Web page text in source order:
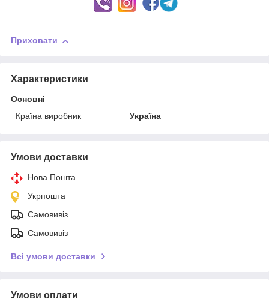
Приховати
Характеристики
Основні
Країна виробник
Україна
Умови доставки
Нова Пошта
Укрпошта
Самовивіз
Самовивіз
Всі умови доставки
Умови оплати